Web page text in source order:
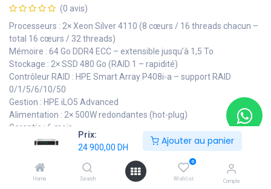
Prix:
24 900,00 DH
Ajouter au panier
Home Search
0
Wishlist Compte
(0 avis)
Processeurs : 2× Xeon Silver 4110 (8 cœurs / 16 threads chacun –
total 16 cœurs / 32 threads)
Mémoire : 64 Go DDR4 ECC – extensible jusqu’à 1,5 To
Stockage : 2× SSD 480 Go (RAID 1 – rapidité)
Contrôleur RAID : HPE Smart Array P408i-a – support RAID
0/1/5/6/10/50
Gestion : HPE iLO5 Advanced
Alimentation : 2× 500W redondantes (hot-plug)
Garantie : 6 mois
Usage recommandé : ERP, virtualisation légère, hébergement web
et applications PME..